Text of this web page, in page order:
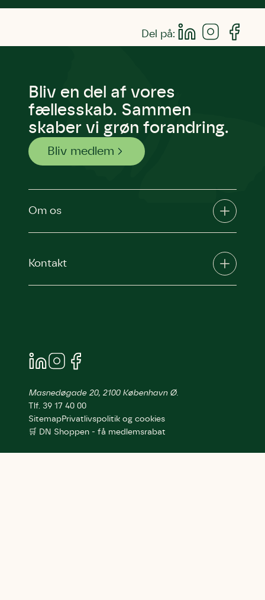
Del på:
Bliv en del af vores
fællesskab. Sammen
skaber vi grøn forandring.
Bliv medlem
Om os
Kontakt
Masnedøgade 20, 2100 København Ø.
Tlf. 39 17 40 00
SitemapPrivatlivspolitik og cookies
🛒 DN Shoppen - få medlemsrabat